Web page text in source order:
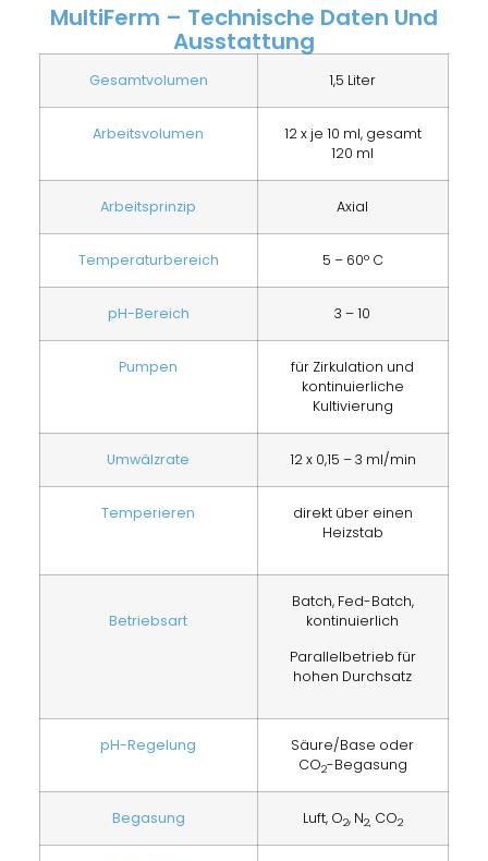
MultiFerm – Technische Daten Und
Ausstattung
Gesamtvolumen 1,5 Liter
Arbeitsvolumen
12 x je 10 ml, gesamt
120 ml
Arbeitsprinzip Axial
Temperaturbereich 5 – 60oC
pH-Bereich 3 – 10
Pumpen
für Zirkulation und
kontinuierliche
Kultivierung
Umwälzrate 12 x 0,15 – 3 ml/min
Temperieren
direkt über einen
Heizstab
Betriebsart
Batch, Fed-Batch,
kontinuierlich
Parallelbetrieb für
hohen Durchsatz
pH-Regelung
Säure/Base oder
CO2-Begasung
Begasung Luft, O2, N2, CO2